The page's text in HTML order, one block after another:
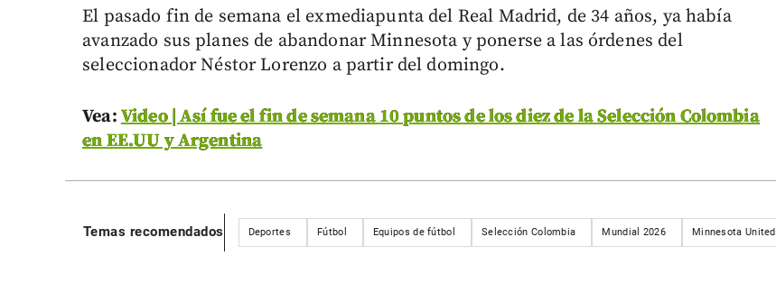
El pasado fin de semana el exmediapunta del Real Madrid, de 34 años, ya había
avanzado sus planes de abandonar Minnesota y ponerse a las órdenes del
seleccionador Néstor Lorenzo a partir del domingo.
Vea:Video | Así fue el fin de semana 10 puntos de los diez de la Selección Colombia
en EE.UU y Argentina
Temas recomendados Deportes Fútbol Equipos de fútbol Selección Colombia Mundial 2026 Minnesota United